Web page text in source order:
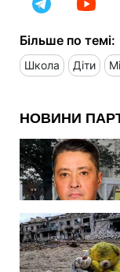
Більше по темі:
Школа Діти